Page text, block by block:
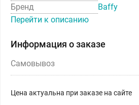
Бренд
Baffy
Перейти к описанию
Информация о заказе
Самовывоз
Цена актуальна при заказе на сайте